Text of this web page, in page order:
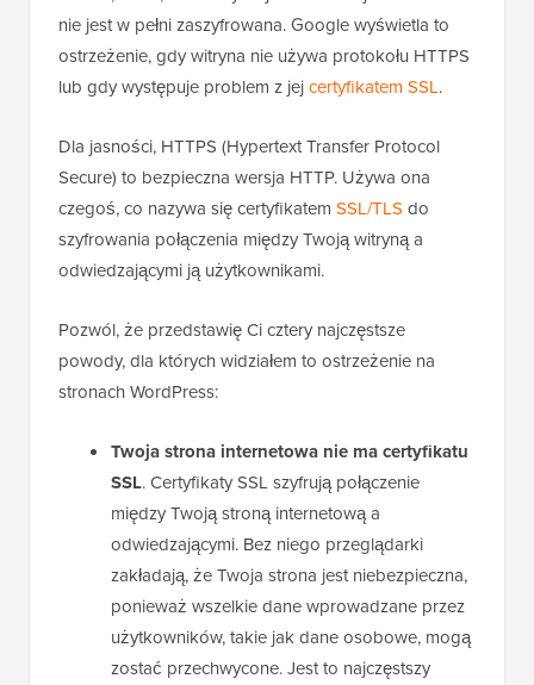
nie jest w pełni zaszyfrowana. Google wyświetla to
ostrzeżenie, gdy witryna nie używa protokołu HTTPS
lub gdy występuje problem z jejcertyfikatem SSL.
Dla jasności, HTTPS (Hypertext Transfer Protocol
Secure) to bezpieczna wersja HTTP. Używa ona
czegoś, co nazywa się certyfikatem SSL/TLS do
szyfrowania połączenia między Twoją witryną a
odwiedzającymi ją użytkownikami.
Pozwól, że przedstawię Ci cztery najczęstsze
powody, dla których widziałem to ostrzeżenie na
stronach WordPress:
Twoja strona internetowa nie ma certyfikatu
SSL. Certyfikaty SSL szyfrują połączenie
między Twoją stroną internetową a
odwiedzającymi. Bez niego przeglądarki
zakładają, że Twoja strona jest niebezpieczna,
ponieważ wszelkie dane wprowadzane przez
użytkowników, takie jak dane osobowe, mogą
zostać przechwycone. Jest to najczęstszy